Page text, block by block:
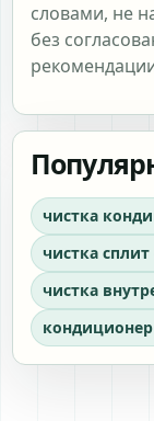
словами, не
без
чистка
чистка
чистка
кондиционер